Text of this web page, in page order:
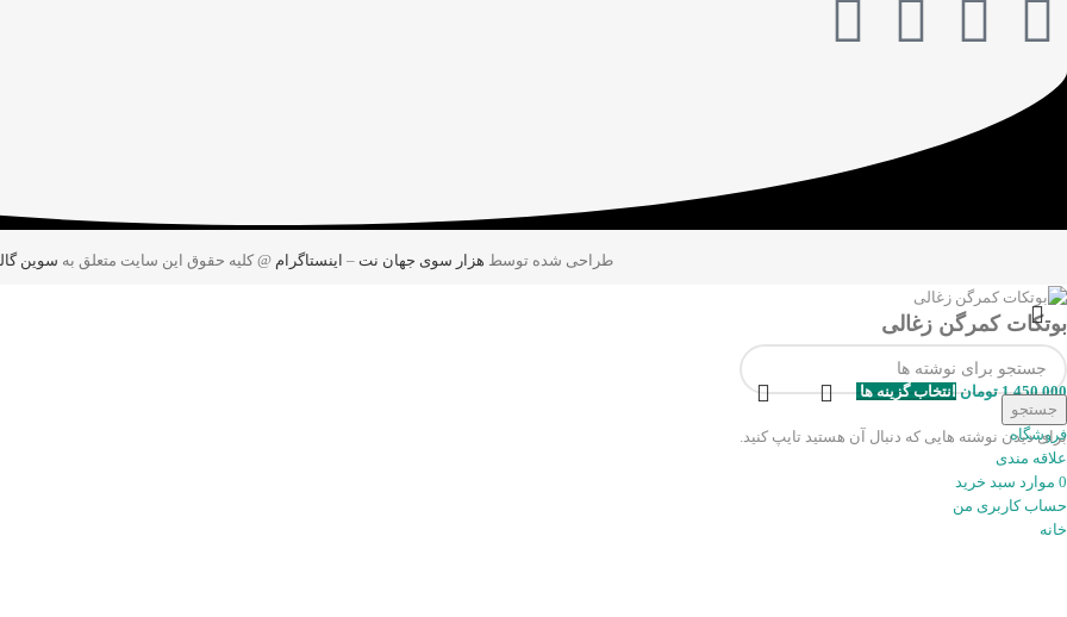
طراحی شده توسط هزار سوی جهان نت – اینستاگرام @ کلیه حقوق این سایت متعلق به سوین
جستجو
برای دیدن نوشته هایی که دنبال آن هستید تایپ کنید.
بوتکات کمرگن زغالی
1.450.000 تومان انتخاب گزینه ها
فروشگاه
علاقه مندی
0 موارد سبد خرید
حساب کاربری من
خانه